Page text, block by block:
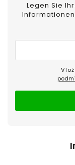
Legen Sie